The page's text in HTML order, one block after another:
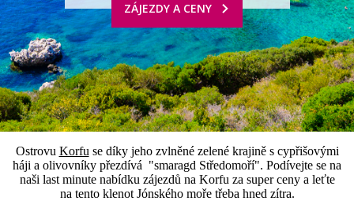
ZÁJEZDY A CENY
Ostrovu Korfu se díky jeho zvlněné zelené krajině s cypřišovými
háji a olivovníky přezdívá "smaragd Středomoří". Podívejte se na
naši last minute nabídku zájezdů na Korfu za super ceny a leťte
na tento klenot Jónského moře třeba hned zítra.